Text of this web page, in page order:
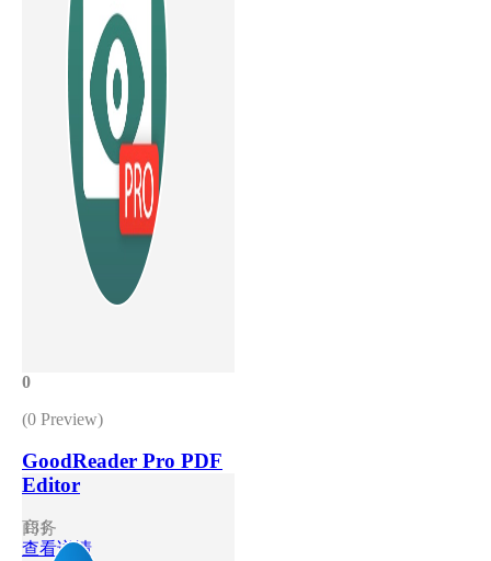
0
(0 Preview)
GoodReader Pro PDF
Editor
131
查看详情
商务